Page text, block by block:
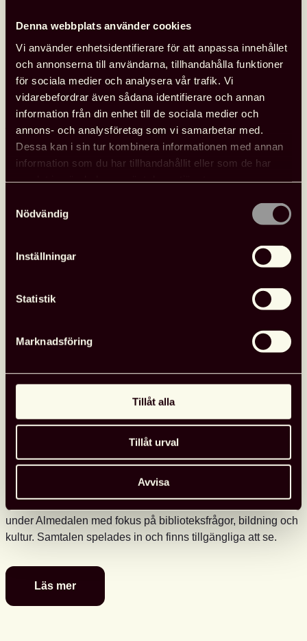
Denna webbplats använder cookies
Vi använder enhetsidentifierare för att anpassa innehållet
och annonserna till användarna, tillhandahålla funktioner
för sociala medier och analysera vår trafik. Vi
vidarebefordrar även sådana identifierare och annan
information från din enhet till de sociala medier och
annons- och analysföretag som vi samarbetar med.
Dessa kan i sin tur kombinera informationen med annan
information som du har tillhandahållit eller som de har
Nödvändig
Inställningar
Statistik
Marknadsföring
Tillåt alla
Tillåt urval
Avvisa
Fler nyheter
Opinion
Se Svensk biblioteksförenings
programpunkter i Almedalen
Svensk biblioteksförening anordnade tre programpunkter
under Almedalen med fokus på biblioteksfrågor, bildning och
kultur. Samtalen spelades in och finns tillgängliga att se.
Läs mer
Se
Svensk